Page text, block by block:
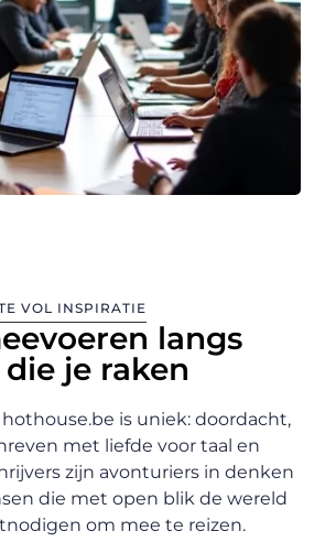
VOL INSPIRATIE
langs
je raken
is uniek: doordacht,
met liefde voor taal en
zijn avonturiers in denken
die met open blik de wereld
om mee te reizen.